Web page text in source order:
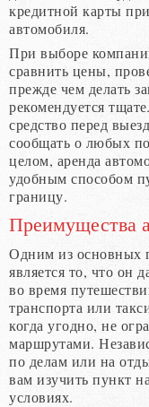
кредитной карты
автомобиля.
При выборе
сравнить цены,
прежде чем делать
рекомендуется
средство перед
сообщать о любых
целом, аренда
удобным способом
границу.
Преимущества
Одним из основных
является то, что он
во время
транспорта или
когда угодно, не
маршрутами.
по делам или на
вам изучить пункт
условиях.